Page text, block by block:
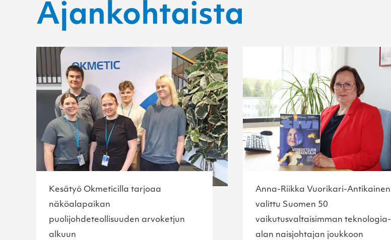
Ajankohtaista
Kesätyö Okmeticilla tarjoaa
näköalapaikan
puolijohdeteollisuuden arvoketjun
alkuun
Anna-Riikka Vuorikari-Antikainen
valittu Suomen 50
vaikutusvaltaisimman teknologia-
alan naisjohtajan joukkoon